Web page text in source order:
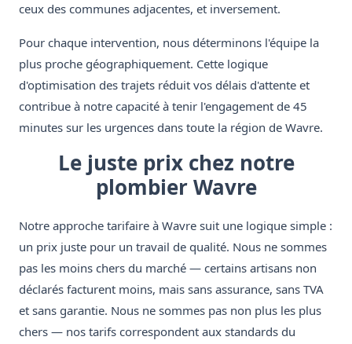
ceux des communes adjacentes, et inversement.
Pour chaque intervention, nous déterminons l'équipe la
plus proche géographiquement. Cette logique
d'optimisation des trajets réduit vos délais d'attente et
contribue à notre capacité à tenir l'engagement de 45
minutes sur les urgences dans toute la région de Wavre.
Le juste prix chez notre
plombier Wavre
Notre approche tarifaire à Wavre suit une logique simple :
un prix juste pour un travail de qualité. Nous ne sommes
pas les moins chers du marché — certains artisans non
déclarés facturent moins, mais sans assurance, sans TVA
et sans garantie. Nous ne sommes pas non plus les plus
chers — nos tarifs correspondent aux standards du